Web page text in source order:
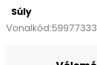
Súly
Vonalkód: